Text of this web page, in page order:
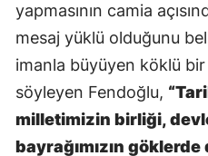
yapmasının camia
mesaj yüklü olduğunu
imanla büyüyen köklü
söyleyen Fendoğlu,
milletimizin birliği,
bayrağımızın